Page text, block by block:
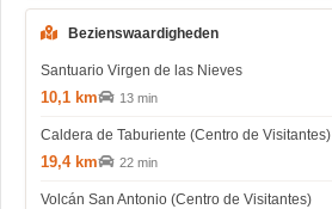
Bezienswaardigheden
Santuario Virgen de las Nieves
10,1 km 13 min
Caldera de Taburiente (Centro de Visitantes)
19,4 km 22 min
Volcán San Antonio (Centro de Visitantes)